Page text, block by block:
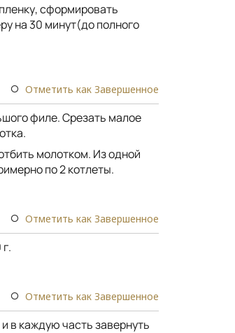
сформировать
на 30 минут(до полного
Отметить как Завершенное
филе. Срезать малое
молотком. Из одной
по 2 котлеты.
Отметить как Завершенное
Отметить как Завершенное
в каждую часть завернуть